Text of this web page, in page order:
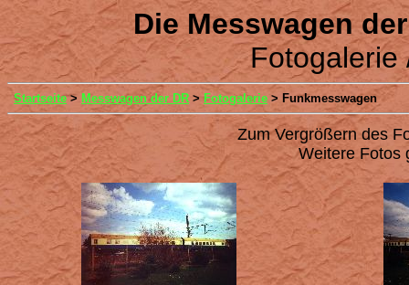
Die Messwagen
Fotogalerie
Startseite> Messwagen der DR >Fotogalerie > Funkmesswagen
Zum Vergrößern des
Weitere Fotos